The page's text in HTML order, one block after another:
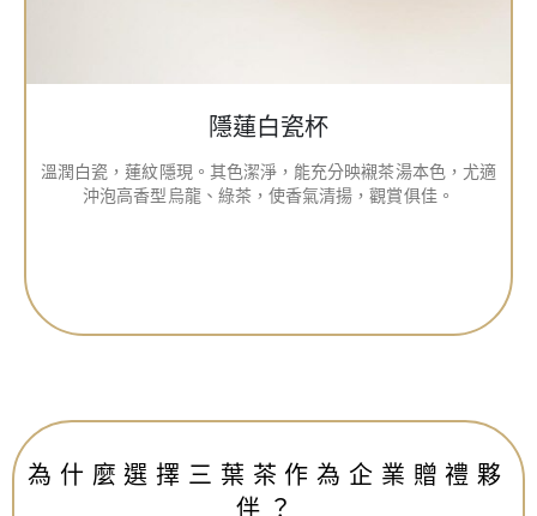
隱蓮白瓷杯
溫潤白瓷，蓮紋隱現。其色潔淨，能充分映襯茶湯本色，尤適
沖泡高香型烏龍、綠茶，使香氣清揚，觀賞俱佳。
為什麼選擇三葉茶作為企業贈禮夥
伴？